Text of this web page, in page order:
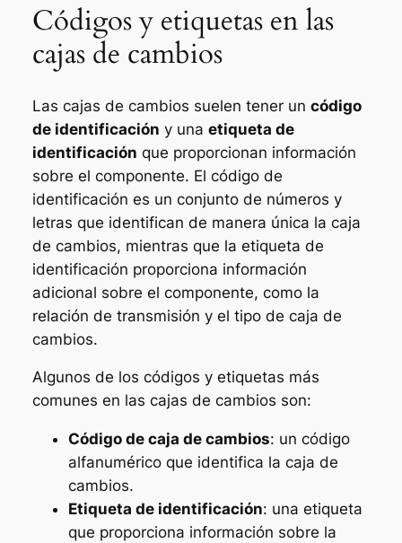
Códigos y etiquetas en las
cajas de cambios
Las cajas de cambios suelen tener un código
de identificación y una etiqueta de
identificación que proporcionan información
sobre el componente. El código de
identificación es un conjunto de números y
letras que identifican de manera única la caja
de cambios, mientras que la etiqueta de
identificación proporciona información
adicional sobre el componente, como la
relación de transmisión y el tipo de caja de
cambios.
Algunos de los códigos y etiquetas más
comunes en las cajas de cambios son:
Código de caja de cambios: un código
alfanumérico que identifica la caja de
cambios.
Etiqueta de identificación: una etiqueta
que proporciona información sobre la